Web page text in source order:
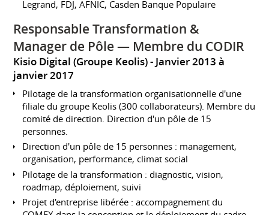
Legrand, FDJ, AFNIC, Casden Banque Populaire
Responsable Transformation &
Manager de Pôle — Membre du CODIR
Kisio Digital (Groupe Keolis)
Janvier 2013 à
janvier 2017
Pilotage de la transformation organisationnelle d'une
filiale du groupe Keolis (300 collaborateurs). Membre du
comité de direction. Direction d'un pôle de 15
personnes.
Direction d'un pôle de 15 personnes : management,
organisation, performance, climat social
Pilotage de la transformation : diagnostic, vision,
roadmap, déploiement, suivi
Projet d'entreprise libérée : accompagnement du